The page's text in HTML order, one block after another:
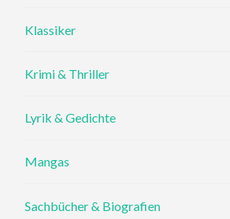
Klassiker
Krimi & Thriller
Lyrik & Gedichte
Mangas
Sachbücher & Biografien